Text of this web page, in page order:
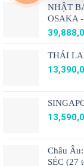
NHẬT
OSAKA
THÁI
Châu
SÉC (27